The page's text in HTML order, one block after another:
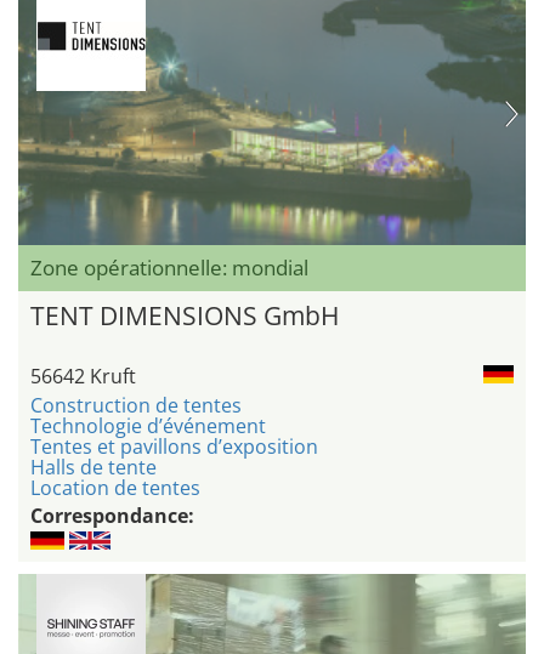
Zone opérationnelle: mondial
TENT DIMENSIONS GmbH
56642 Kruft
Construction de tentes
Technologie d’événement
Tentes et pavillons d’exposition
Halls de tente
Location de tentes
Correspondance: